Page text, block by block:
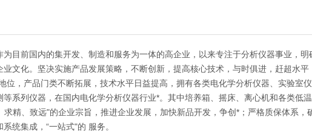
为目前国内的集开发、制造和服务为一体的高企业，以来专注于分析仪器事业，
文化。坚决实施产品发展策略，不断创新，提高核心技术，与时俱进，赶超水平
位，产品门类不断拓展，技术水平日益提高，拥有各类电化学分析仪器、实验室
系列仪器，在国内电化学分析仪器行业*。其中培养箱、摇床、离心机和各类低
求精、致远"的企业宗旨，推进企业发展，加快新品开发，争创*；严格质保体系，
统集成，“一站式"的 服务。